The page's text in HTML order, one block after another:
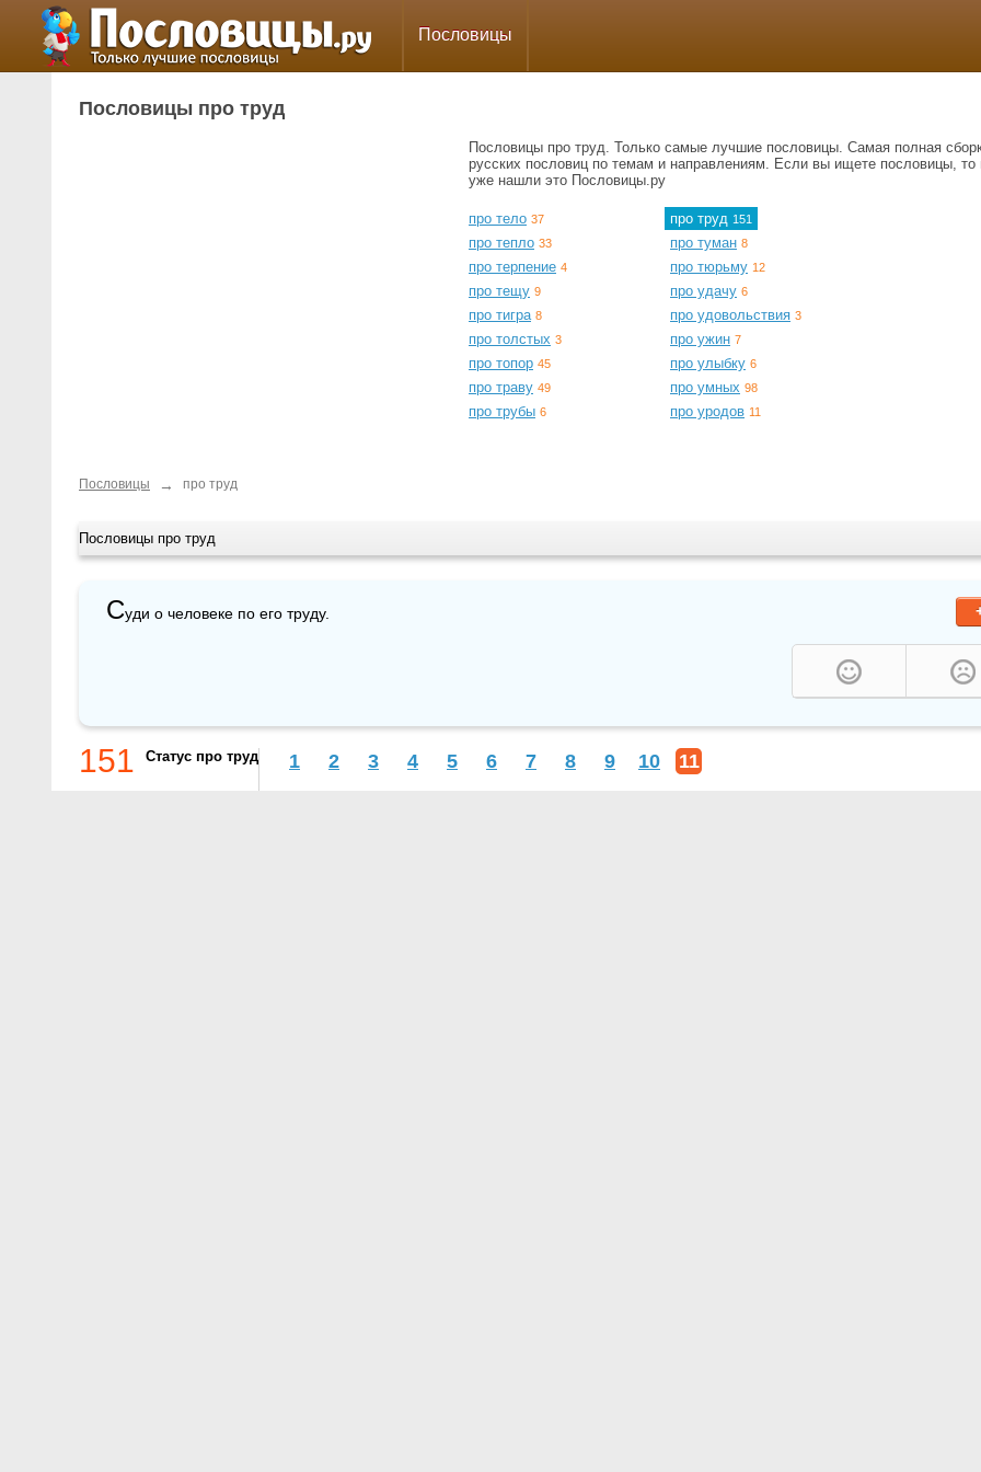
Пословицы
Пословицы про труд
Пословицы про труд. Только самые лучшие пословицы. Самая полная
русских пословиц по темам и направлениям. Если вы ищете пословицы, то
уже нашли это Пословицы.ру
про тело 37
про тепло 33
про терпение 4
про тещу 9
про тигра 8
про толстых 3
про топор 45
про траву 49
про трубы 6
про труд 151
про туман 8
про тюрьму 12
про удачу 6
про удовольствия 3
про ужин 7
про улыбку 6
про умных 98
про уродов 11
Пословицы → про труд
Пословицы про труд
Суди о человеке по его труду.
151 Статус про труд 1 2 3 4 5 6 7 8 9 10 11